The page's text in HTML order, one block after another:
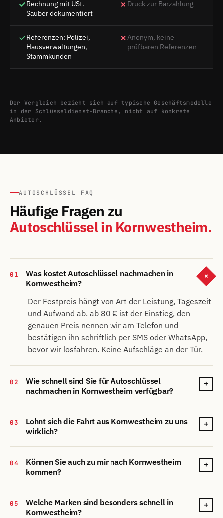
Rechnung mit USt.
Sauber dokumentiert
Druck zur Barzahlung
Referenzen: Polizei,
Hausverwaltungen,
Stammkunden
Anonym, keine
prüfbaren Referenzen
Der Vergleich bezieht sich auf typische Geschäftsmodelle
in der Schlüsseldienst-Branche, nicht auf konkrete
Anbieter.
AUTOSCHLÜSSEL FAQ
Häufige Fragen zu
Autoschlüssel in Kornwestheim.
01
Was kostet Autoschlüssel nachmachen in
Kornwestheim?
+
Der Festpreis hängt von Art der Leistung, Tageszeit
und Aufwand ab. ab 80 € ist der Einstieg, den
genauen Preis nennen wir am Telefon und
bestätigen ihn schriftlich per SMS oder WhatsApp,
bevor wir losfahren. Keine Aufschläge an der Tür.
02
Wie schnell sind Sie für Autoschlüssel
nachmachen in Kornwestheim verfügbar?
+
03
Lohnt sich die Fahrt aus Kornwestheim zu uns
wirklich?
+
04
Können Sie auch zu mir nach Kornwestheim
kommen?
+
05
Welche Marken sind besonders schnell in
Kornwestheim?
+